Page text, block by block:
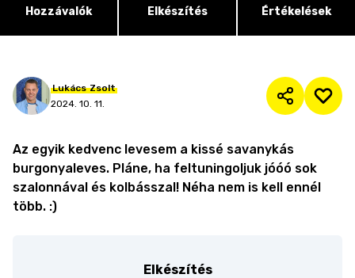
Hozzávalók Elkészítés Értékelések
Lukács Zsolt
2024. 10. 11.
Az egyik kedvenc levesem a kissé savanykás
burgonyaleves. Pláne, ha feltuningoljuk jóóó sok
szalonnával és kolbásszal! Néha nem is kell ennél
több. :)
Elkészítés